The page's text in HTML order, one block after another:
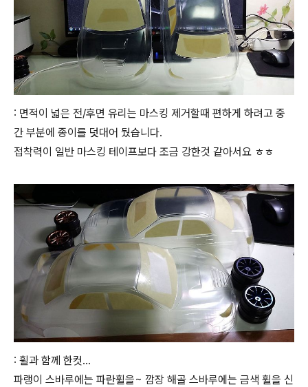
: 면적이 넓은 전/후면 유리는 마스킹 제거할때 편하게 하려고 중
간 부분에 종이를 덧대어 뒀습니다.
접착력이 일반 마스킹 테이프보다 조금 강한것 같아서요 ㅎㅎ
: 휠과 함께 한컷...
파랭이 스바루에는 파란휠을~ 깜장 해골 스바루에는 금색 휠을 신